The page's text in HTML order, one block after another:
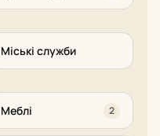
Міські служби
Меблі 2